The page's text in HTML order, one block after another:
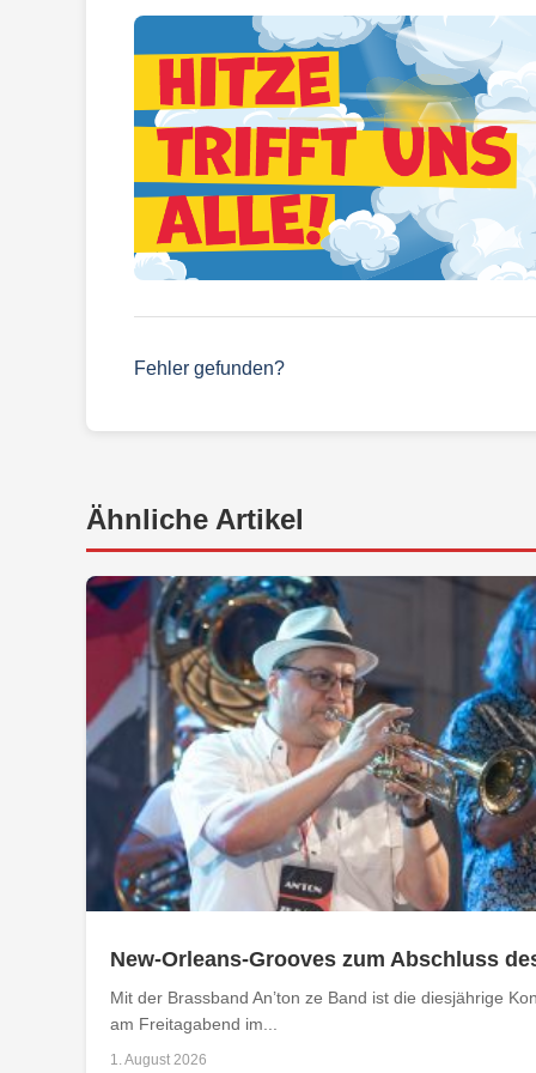
Fehler gefunden?
Ähnliche Artikel
New-Orleans-Grooves zum Abschluss
Mit der Brassband An’ton ze Band ist die diesjährige
am Freitagabend im...
1. August 2026